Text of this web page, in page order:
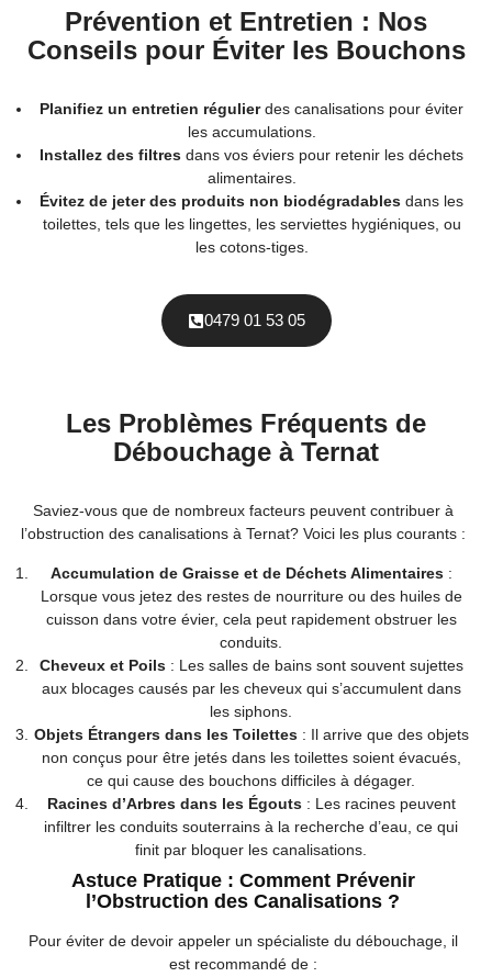
Les Problèmes Fréquents de
Débouchage à Ternat
Saviez-vous que de nombreux facteurs peuvent contribuer à
l’obstruction des canalisations à Ternat? Voici les plus courants :
Accumulation de Graisse et de Déchets Alimentaires:
Lorsque vous jetez des restes de nourriture ou des huiles de
cuisson dans votre évier, cela peut rapidement obstruer les
conduits.
Cheveux et Poils: Les salles de bains sont souvent sujettes
aux blocages causés par les cheveux qui s’accumulent dans
les siphons.
Objets Étrangers dans les Toilettes: Il arrive que des objets
non conçus pour être jetés dans les toilettes soient évacués,
ce qui cause des bouchons difficiles à dégager.
Racines d’Arbres dans les Égouts: Les racines peuvent
infiltrer les conduits souterrains à la recherche d’eau, ce qui
finit par bloquer les canalisations.
Astuce Pratique : Comment Prévenir
l’Obstruction des Canalisations ?
Pour éviter de devoir appeler un spécialiste du débouchage, il
est recommandé de :
Prévention et Entretien : Nos
Conseils pour Éviter les Bouchons
Planifiez un entretien régulierdes canalisations pour éviter
les accumulations.
Installez des filtres dans vos éviers pour retenir les déchets
alimentaires.
Évitez de jeter des produits non biodégradables dans les
toilettes, tels que les lingettes, les serviettes hygiéniques, ou
les cotons-tiges.
0479 01 53 05